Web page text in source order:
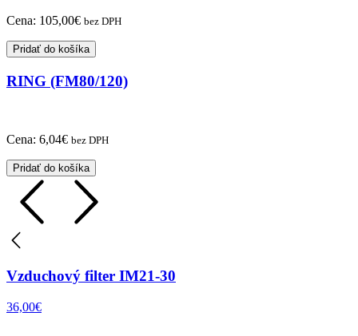
Cena: 105,00€ bez DPH
Pridať do košíka
RING (FM80/120)
Cena: 6,04€ bez DPH
Pridať do košíka
Vzduchový filter IM21-30
36,00€